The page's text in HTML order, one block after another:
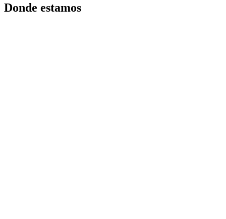
Donde estamos